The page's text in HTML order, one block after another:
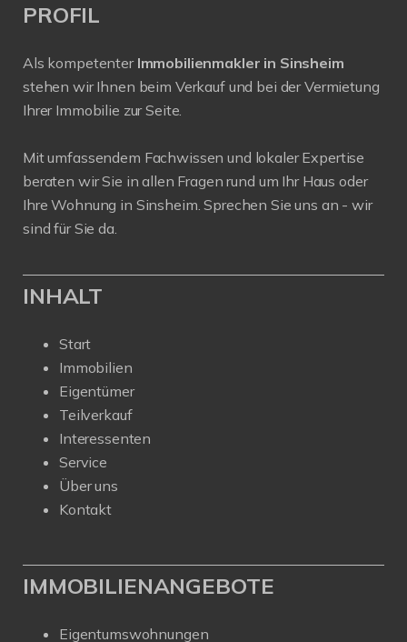
PROFIL
Als kompetenter Immobilienmakler in Sinsheim
stehen wir Ihnen beim Verkauf und bei der Vermietung
Ihrer Immobilie zur Seite.
Mit umfassendem Fachwissen und lokaler Expertise
beraten wir Sie in allen Fragen rund um Ihr Haus oder
Ihre Wohnung in Sinsheim. Sprechen Sie uns an - wir
sind für Sie da.
INHALT
Start
Immobilien
Eigentümer
Teilverkauf
Interessenten
Service
Über uns
Kontakt
IMMOBILIENANGEBOTE
Eigentumswohnungen